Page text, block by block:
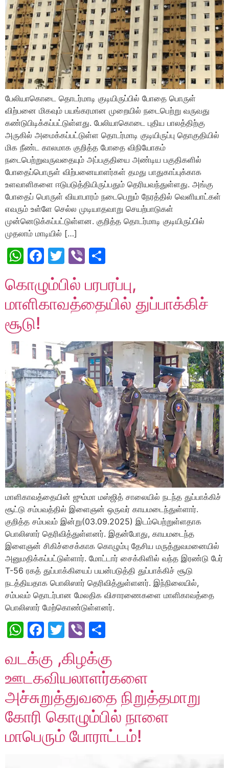
பேலியாகொடை தொடர்மாடி குடியிருப்பில் போதை பொருள்
விற்பனை மிகவும் பயங்கரமான முறையில் நடைபெற்று வருவது
கண்டுபிடிக்கப்பட்டுள்ளது. பேலியாகொடை புதிய பாலத்திற்கு
அருகில் அமைக்கப்பட்டுள்ள தொடர்மாடி குடியிருப்பு தொகுதியில்
மிக நீண்ட காலமாக குறித்த போதை விநியோகம்
நடைபெற்றுவருவதையும் அப்பகுதியை அண்டிய பகுதிகளில்
போதைப்பொருள் விற்பனையாளர்கள் தமது பாதுகாப்புக்காக
உளவாளிகளை ஈடுபடுத்தியிருப்பதும் தெரியவந்துள்ளது. அங்கு
போதைப் பொருள் வியாபாரம் நடைபெறும் நேரத்தில் வெளியாட்கள்
எவரும் உள்ளே செல்ல முடியாதவாறு செயற்பாடுகள்
முன்னெடுக்கப்பட்டுள்ளன. குறித்த தொடர்மாடி குடியிருப்பில்
முதலாம் மாடியில் […]
WhatsApp
Facebook
Twitter
Viber
கொழும்பில் பரபரப்பு,
மாளிகாவத்தையில் துப்பாக்கிச்
சூடு!
மாளிகாவத்தையின் ஜும்மா மஸ்ஜித் சாலையில் நடந்த துப்பாக்கிச்
சூட்டு சம்பவத்தில் இளைஞன் ஒருவர் காயமடைந்துள்ளார்.
குறித்த சம்பவம் இன்று(03.09.2025) இடம்பெற்றுள்ளதாக
பொலிஸார் தெரிவித்துள்ளனர். இதன்போது, காயமடைந்த
இளைஞன் சிகிச்சைக்காக கொழும்பு தேசிய மருத்துவமனையில்
அனுமதிக்கப்பட்டுள்ளார். மோட்டார் சைக்கிளில் வந்த இரண்டு பேர்
T-56 ரகத் துப்பாக்கியைப் பயன்படுத்தி துப்பாக்கிச் சூடு
நடத்தியதாக பொலிஸார் தெரிவித்துள்ளனர். இந்நிலையில்,
சம்பவம் தொடர்பான மேலதிக விசாரணைகளை மாளிகாவத்தை
பொலிஸார் மேற்கொண்டுள்ளனர்.
WhatsApp
Facebook
Twitter
Viber
வடக்கு ,கிழக்கு
ஊடகவியலாளர்களை
அச்சுறுத்துவதை நிறுத்தமாறு
கோரி கொழும்பில் நாளை
மாபெரும் போராட்டம்!